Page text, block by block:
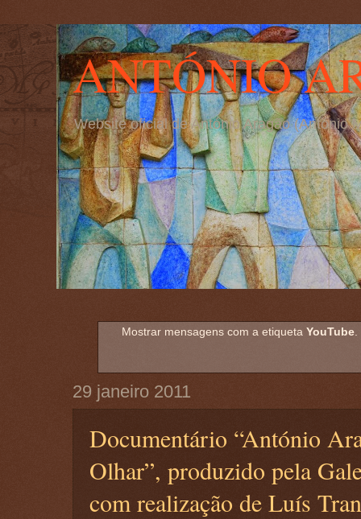
ANTÓNIO
Website oficial de António Aragão (António
Mostrar mensagens com a etiquetaYouTube.
29 janeiro 2011
Documentário “António
Olhar”, produzido pela
com realização de Luís